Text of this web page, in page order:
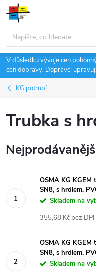
Přejít
obsah
V důsledku vývoje cen
cen dopravy. Dopravci
KG potrubí
Trubka s
OSMA KG KGEM
SN8, s hrdlem,
Skladem na
355,68 Kč bez
OSMA KG KGEM
SN8, s hrdlem,
Skladem na